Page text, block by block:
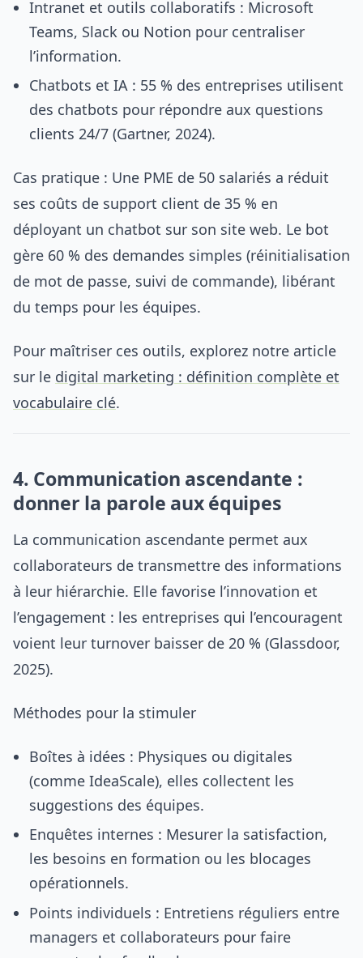
Intranet et outils collaboratifs : Microsoft
Teams, Slack ou Notion pour centraliser
l’information.
Chatbots et IA : 55 % des entreprises utilisent
des chatbots pour répondre aux questions
clients 24/7 (Gartner, 2024).
Cas pratique : Une PME de 50 salariés a réduit
ses coûts de support client de 35 % en
déployant un chatbot sur son site web. Le bot
gère 60 % des demandes simples (réinitialisation
de mot de passe, suivi de commande), libérant
du temps pour les équipes.
Pour maîtriser ces outils, explorez notre article
sur le digital marketing : définition complète et
vocabulaire clé.
4. Communication ascendante :
donner la parole aux équipes
La communication ascendante permet aux
collaborateurs de transmettre des informations
à leur hiérarchie. Elle favorise l’innovation et
l’engagement : les entreprises qui l’encouragent
voient leur turnover baisser de 20 % (Glassdoor,
2025).
Méthodes pour la stimuler
Boîtes à idées : Physiques ou digitales
(comme IdeaScale), elles collectent les
suggestions des équipes.
Enquêtes internes : Mesurer la satisfaction,
les besoins en formation ou les blocages
opérationnels.
Points individuels : Entretiens réguliers entre
managers et collaborateurs pour faire